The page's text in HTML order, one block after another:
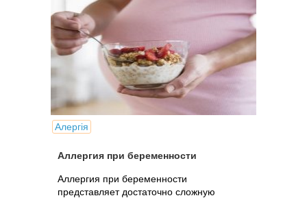
Алергія
Аллергия при беременности
Аллергия при беременности
представляет достаточно сложную